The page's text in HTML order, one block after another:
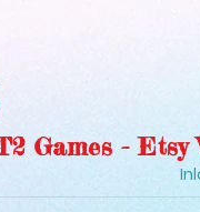
Games - Etsy